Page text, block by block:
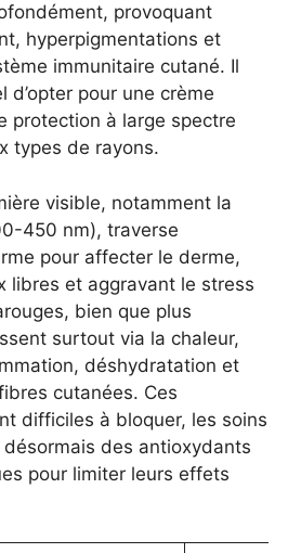
provoquant
hyperpigmentations et
immunitaire cutané. Il
d’opter pour une crème
protection à large spectre
types de rayons.
visible, notamment la
450 nm), traverse
pour affecter le derme,
libres et aggravant le stress
bien que plus
surtout via la chaleur,
déshydratation et
cutanées. Ces
difficiles à bloquer, les soins
des antioxydants
pour limiter leurs effets